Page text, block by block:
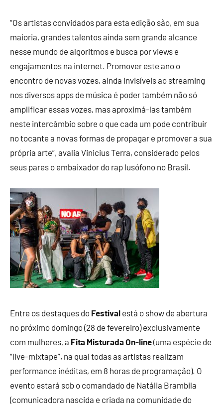
“Os artistas convidados para esta edição são, em sua
maioria, grandes talentos ainda sem grande alcance
nesse mundo de algoritmos e busca por views e
engajamentos na internet. Promover este ano o
encontro de novas vozes, ainda invisíveis ao streaming
nos diversos apps de música é poder também não só
amplificar essas vozes, mas aproximá-las também
neste intercâmbio sobre o que cada um pode contribuir
no tocante a novas formas de propagar e promover a sua
própria arte”, avalia Vinicius Terra, considerado pelos
seus pares o embaixador do rap lusófono no Brasil.
Entre os destaques do Festival está o show de abertura
no próximo domingo (28 de fevereiro) exclusivamente
com mulheres, a Fita Misturada On-line(uma espécie de
“live-mixtape”, na qual todas as artistas realizam
performance inéditas, em 8 horas de programação). O
evento estará sob o comandado de Natália Brambila
(comunicadora nascida e criada na comunidade do